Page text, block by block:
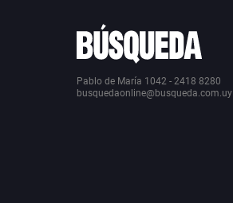
Pablo de María 1042 - 2418 8280
busquedaonline@busqueda.com.uy